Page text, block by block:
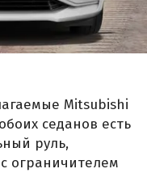
Mitsubishi
седанов есть
руль,
ограничителем